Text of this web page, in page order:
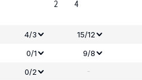
2
4
4/3
15/12
0/1
9/8
0/2
-